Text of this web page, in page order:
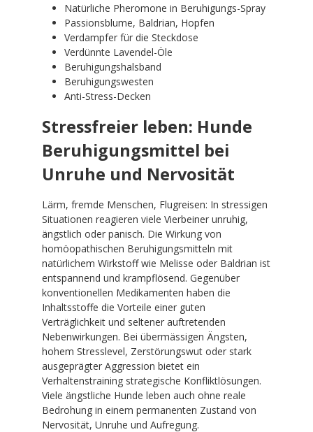
Natürliche Pheromone in Beruhigungs-Spray
Passionsblume, Baldrian, Hopfen
Verdampfer für die Steckdose
Verdünnte Lavendel-Öle
Beruhigungshalsband
Beruhigungswesten
Anti-Stress-Decken
Stressfreier leben: Hunde
Beruhigungsmittel bei
Unruhe und Nervosität
Lärm, fremde Menschen, Flugreisen: In stressigen
Situationen reagieren viele Vierbeiner unruhig,
ängstlich oder panisch. Die Wirkung von
homöopathischen Beruhigungsmitteln mit
natürlichem Wirkstoff wie Melisse oder Baldrian ist
entspannend und krampflösend. Gegenüber
konventionellen Medikamenten haben die
Inhaltsstoffe die Vorteile einer guten
Verträglichkeit und seltener auftretenden
Nebenwirkungen. Bei übermässigen Ängsten,
hohem Stresslevel, Zerstörungswut oder stark
ausgeprägter Aggression bietet ein
Verhaltenstraining strategische Konfliktlösungen.
Viele ängstliche Hunde leben auch ohne reale
Bedrohung in einem permanenten Zustand von
Nervosität, Unruhe und Aufregung.